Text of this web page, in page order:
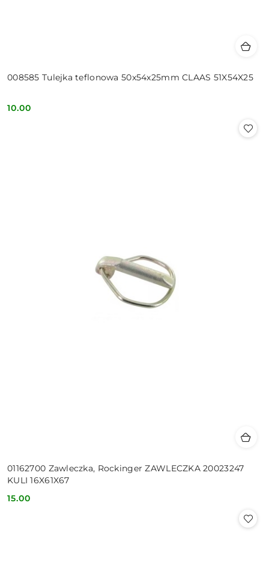
008585 Tulejka teflonowa 50x54x25mm CLAAS 51X54X25
Cena:
10.00
01162700 Zawleczka, Rockinger ZAWLECZKA 20023247
KULI 16X61X67
Cena:
15.00